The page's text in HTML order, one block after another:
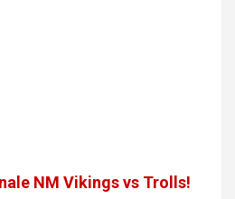
NM Vikings vs Trolls!